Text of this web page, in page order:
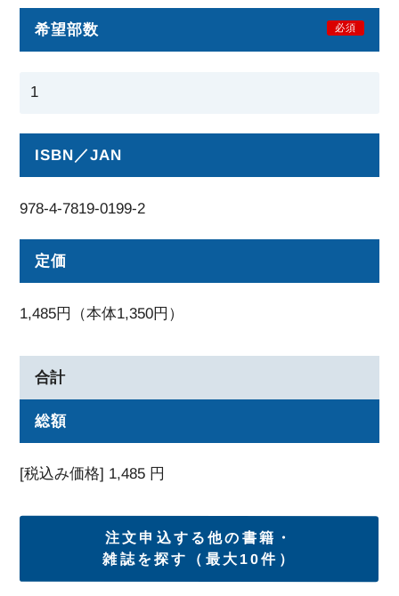
希望部数 必須
ISBN／JAN
978-4-7819-0199-2
定価
1,485円（本体1,350円）
合計
総額
[税込み価格] 1,485 円
注文申込する他の書籍・
雑誌を探す（最大10件）